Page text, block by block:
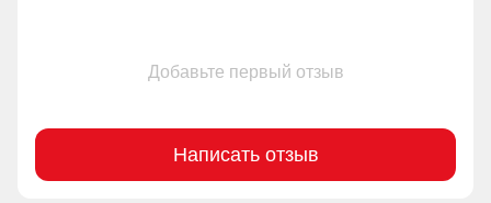
Добавьте первый отзыв
Написать отзыв